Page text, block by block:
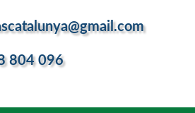
804 096